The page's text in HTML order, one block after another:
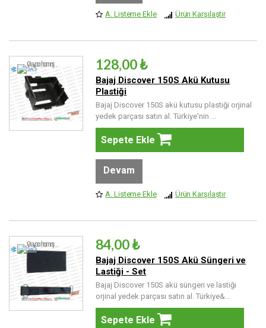
A. Listeme Ekle Ürün Karşılaştır
128,00 ₺
Bajaj Discover 150S Akü Kutusu
Plastiği
Bajaj Discover 150S akü kutusu plastiği orjinal
yedek parçası satın al. Türkiye'nin ...
Sepete Ekle
Devam
A. Listeme Ekle Ürün Karşılaştır
84,00 ₺
Bajaj Discover 150S Akü Süngeri ve
Lastiği - Set
Bajaj Discover 150S akü süngeri ve lastiği
orjinal yedek parçası satın al. Türkiye&...
Sepete Ekle